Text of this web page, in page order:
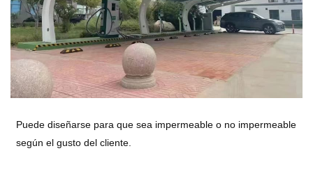
Puede diseñarse para que sea impermeable o no impermeable
según el gusto del cliente.